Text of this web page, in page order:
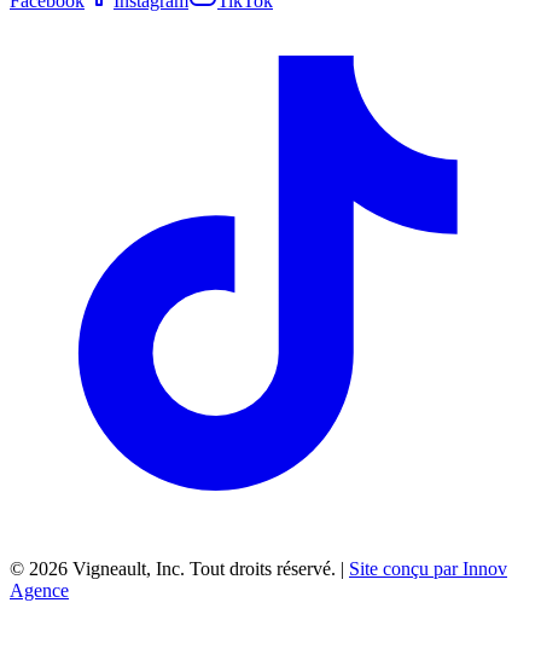
© 2026 Vigneault, Inc. Tout droits réservé. | Site conçu par Innov
Agence